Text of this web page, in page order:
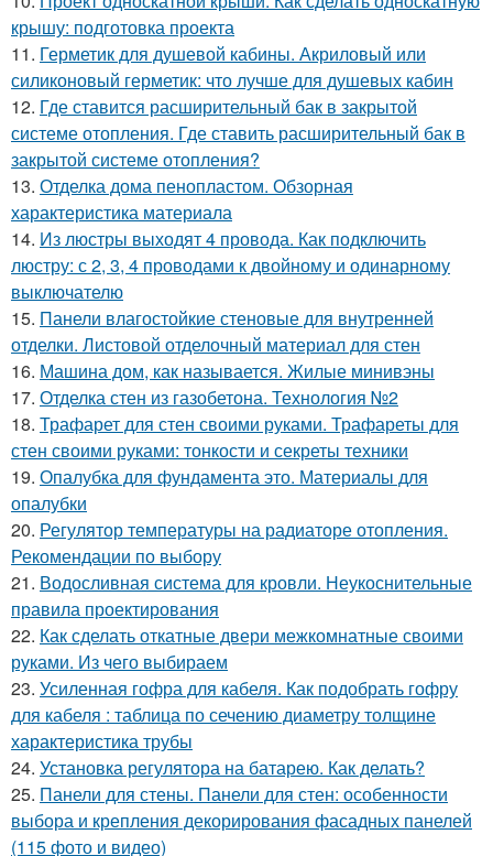
крышу: подготовка проекта
11. Герметик для душевой кабины. Акриловый или
силиконовый герметик: что лучше для душевых кабин
12. Где ставится расширительный бак в закрытой
системе отопления. Где ставить расширительный бак в
закрытой системе отопления?
13. Отделка дома пенопластом. Обзорная
характеристика материала
14. Из люстры выходят 4 провода. Как подключить
люстру: с 2, 3, 4 проводами к двойному и одинарному
выключателю
15. Панели влагостойкие стеновые для внутренней
отделки. Листовой отделочный материал для стен
16. Машина дом, как называется. Жилые минивэны
17. Отделка стен из газобетона. Технология №2
18. Трафарет для стен своими руками. Трафареты для
стен своими руками: тонкости и секреты техники
19. Опалубка для фундамента это. Материалы для
опалубки
20. Регулятор температуры на радиаторе отопления.
Рекомендации по выбору
21. Водосливная система для кровли. Неукоснительные
правила проектирования
22. Как сделать откатные двери межкомнатные своими
руками. Из чего выбираем
23. Усиленная гофра для кабеля. Как подобрать гофру
для кабеля : таблица по сечению диаметру толщине
характеристика трубы
24. Установка регулятора на батарею. Как делать?
25. Панели для стены. Панели для стен: особенности
выбора и крепления декорирования фасадных панелей
(115 фото и видео)